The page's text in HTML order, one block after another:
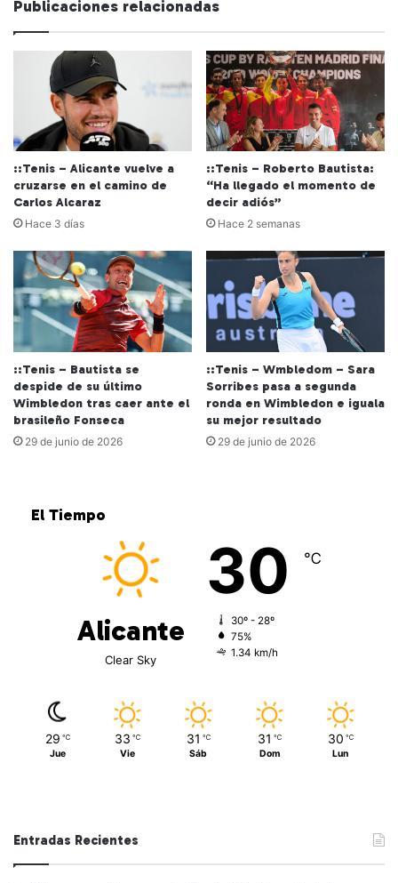
Publicaciones relacionadas
::Tenis – Alicante vuelve a
cruzarse en el camino de
Carlos Alcaraz
Hace 3 días
::Tenis – Roberto Bautista:
“Ha llegado el momento de
decir adiós”
Hace 2 semanas
::Tenis – Bautista se
despide de su último
Wimbledon tras caer ante el
brasileño Fonseca
29 de junio de 2026
::Tenis – Wmbledom – Sara
Sorribes pasa a segunda
ronda en Wimbledon e iguala
su mejor resultado
29 de junio de 2026
El Tiempo
Alicante
Clear Sky
30 ℃
30º - 28º
75%
1.34 km/h
29 ℃
Jue
33 ℃
Vie
31 ℃
Sáb
31 ℃
Dom
30 ℃
Lun
Entradas Recientes